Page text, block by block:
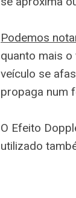
Podemos
quanto mais
veículo se
propaga num
O Efeito
utilizado